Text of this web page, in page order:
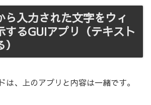
ら入力された文字をウィ
するGUIアプリ（テキスト
は、上のアプリと内容は一緒です。